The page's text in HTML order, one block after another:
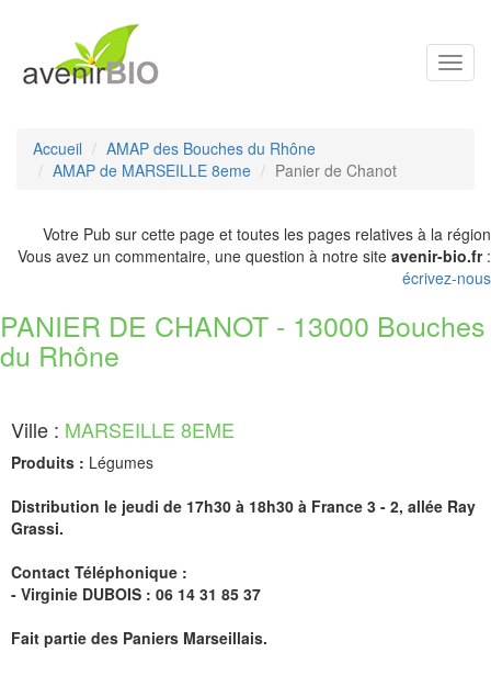
Accueil
AMAP des Bouches du Rhône
AMAP de MARSEILLE 8eme
Panier de Chanot
Votre Pub sur cette page et toutes les pages relatives à la région
Vous avez un commentaire, une question à notre site avenir-bio.fr:
écrivez-nous
PANIER DE CHANOT - 13000 Bouches
du Rhône
Ville : MARSEILLE 8EME
Produits : Légumes
Distribution le jeudi de 17h30 à 18h30 à France 3 - 2, allée Ray
Grassi.
Contact Téléphonique :
- Virginie DUBOIS : 06 14 31 85 37
Fait partie des Paniers Marseillais.